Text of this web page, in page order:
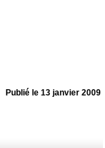
Publié le 13 janvier 2009